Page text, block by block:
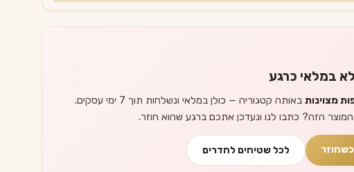
עד
⁦₪ 129.90⁩
במלאי כרגע
מצוינות
באותה קטגוריה — כולן במלאי ונשלחות תוך 7 ימי עסקים.
המוצר הזה? כתבו לנו ונעדכן אתכם ברגע שהוא חוזר.
לכל שטיחים לחדרים